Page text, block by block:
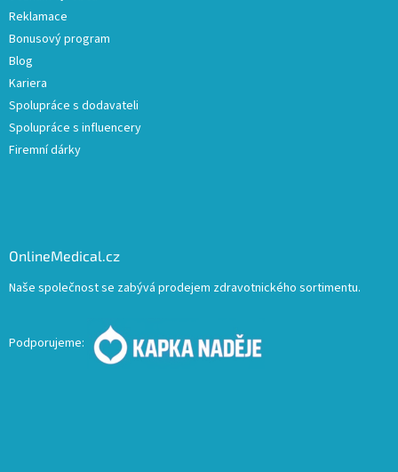
Reklamace
Bonusový program
Blog
Kariera
Spolupráce s dodavateli
Spolupráce s influencery
Firemní dárky
OnlineMedical.cz
Naše společnost se zabývá prodejem zdravotnického sortimentu.
Podporujeme: